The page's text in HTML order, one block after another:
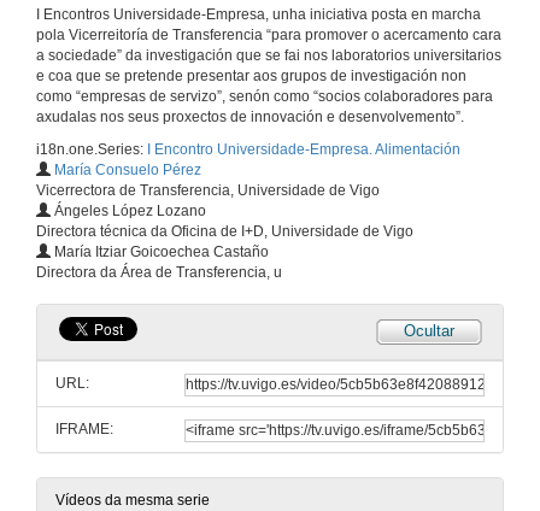
I Encontros Universidade-Empresa, unha iniciativa posta en marcha
pola Vicerreitoría de Transferencia “para promover o acercamento cara
a sociedade” da investigación que se fai nos laboratorios universitarios
e coa que se pretende presentar aos grupos de investigación non
como “empresas de servizo”, senón como “socios colaboradores para
axudalas nos seus proxectos de innovación e desenvolvemento”.
i18n.one.Series:
I Encontro Universidade-Empresa. Alimentación
María Consuelo Pérez
Vicerrectora de Transferencia, Universidade de Vigo
Ángeles López Lozano
Directora técnica da Oficina de I+D, Universidade de Vigo
María Itziar Goicoechea Castaño
Directora da Área de Transferencia, u
Ocultar
URL:
IFRAME:
Vídeos da mesma serie